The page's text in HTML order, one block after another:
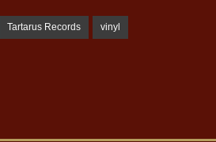
Tartarus Records vinyl